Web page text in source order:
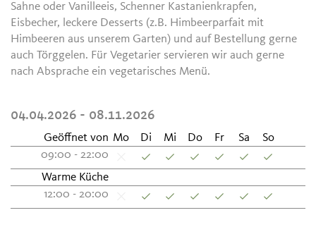
Sahne oder Vanilleeis, Schenner Kastanienkrapfen,
Eisbecher, leckere Desserts (z.B. Himbeerparfait mit
Himbeeren aus unserem Garten) und auf Bestellung gerne
auch Törggelen. Für Vegetarier servieren wir auch gerne
nach Absprache ein vegetarisches Menü.
04.04.2026 - 08.11.2026
Geöffnet von Mo Di Mi Do Fr Sa
So
09:00 - 22:00
Warme Küche
12:00 - 20:00